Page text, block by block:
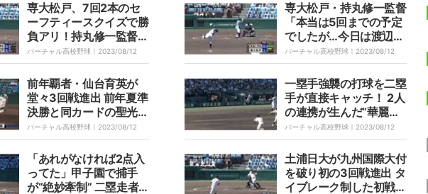
専大松戸、7回2本のセ
ーフティースクイズで勝
負アリ！持丸修一監督
「セオリー通りのスクイ
ズ。よくやってくれまし
た」
バーチャル高校野球｜ 2023/08/12
専大松戸・持丸修一監督
「本当は5回までの予定
でしたが…今日は渡辺に
尽きる」先発起用は3日
前に決断 好投に満面の
笑み
バーチャル高校野球｜ 2023/08/12
前年覇者・仙台育英が
堂々3回戦進出 前年夏準
決勝と同カードの聖光学
院を破る
バーチャル高校野球｜ 2023/08/12
一塁手強襲の打球を二塁
手が直接キャッチ！ 2人
の連携が生んだ“華麗な
るセカンドライナー”に
「なかなか見ないです
ね」解説者も驚き
バーチャル高校野球｜ 2023/08/12
「あれがなければ2点入
ってた」甲子園で捕手
が“絶妙牽制” 二塁走者
土浦日大が九州国際大付
を破り初の3回戦進出 タ
イブレーク制した初戦に